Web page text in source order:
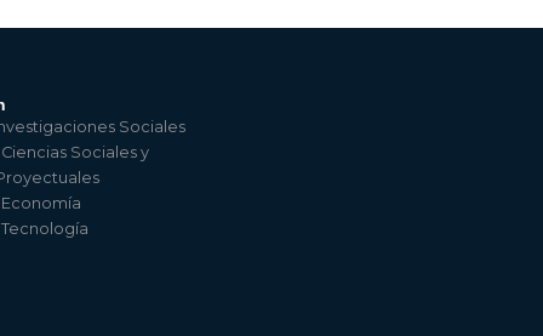
Sociales
Sociales y